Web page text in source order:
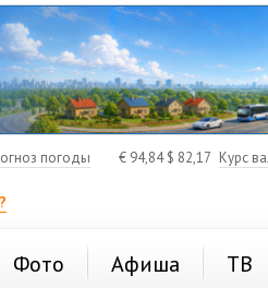
погоды € 94,84$ 82,17 Курс
Фото Афиша ТВ